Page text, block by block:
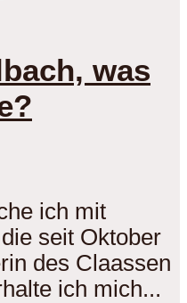
was
ich mit
seit Oktober
des Claassen
ich mich...